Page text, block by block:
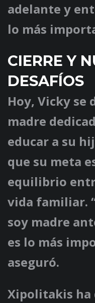
adelante y
lo más
CIERRE Y
DESAFÍOS
Hoy, Vicky se
madre
educar a su
que su meta
equilibrio
vida familiar.
soy madre
es lo más
aseguró.
Xipolitakis ha